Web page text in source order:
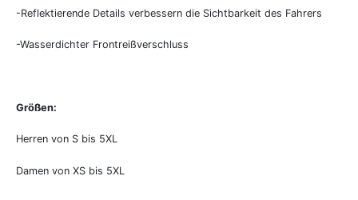
-Reflektierende Details verbessern die Sichtbarkeit des Fahrers
-Wasserdichter Frontreißverschluss
Größen:
Herren von S bis 5XL
Damen von XS bis 5XL